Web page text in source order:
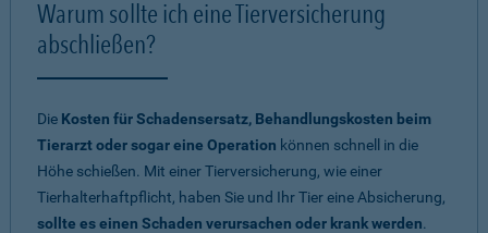
Warum sollte ich eine Tierversicherung
abschließen?
Die Kosten für Schadensersatz, Behandlungskosten beim
Tierarzt oder sogar eine Operation können schnell in die
Höhe schießen. Mit einer Tierversicherung, wie einer
Tierhalterhaftpflicht, haben Sie und Ihr Tier eine Absicherung,
sollte es einen Schaden verursachen oder krank werden.